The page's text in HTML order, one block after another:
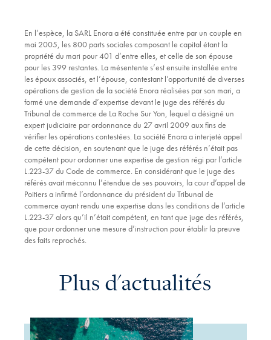
En l’espèce, la SARL Enora a été constituée entre par un couple en
mai 2005, les 800 parts sociales composant le capital étant la
propriété du mari pour 401 d’entre elles, et celle de son épouse
pour les 399 restantes. La mésentente s’est ensuite installée entre
les époux associés, et l’épouse, contestant l’opportunité de diverses
opérations de gestion de la société Enora réalisées par son mari, a
formé une demande d’expertise devant le juge des référés du
Tribunal de commerce de La Roche Sur Yon, lequel a désigné un
expert judiciaire par ordonnance du 27 avril 2009 aux fins de
vérifier les opérations contestées. La société Enora a interjeté appel
de cette décision, en soutenant que le juge des référés n’était pas
compétent pour ordonner une expertise de gestion régi par l’article
L.223-37 du Code de commerce. En considérant que le juge des
référés avait méconnu l’étendue de ses pouvoirs, la cour d’appel de
Poitiers a infirmé l’ordonnance du président du Tribunal de
commerce ayant rendu une expertise dans les conditions de l’article
L.223-37 alors qu’il n’était compétent, en tant que juge des référés,
que pour ordonner une mesure d’instruction pour établir la preuve
des faits reprochés.
Plus d'actualités